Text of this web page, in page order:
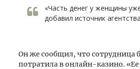
«Часть денег у женщины
добавил источник
Он же сообщил, что сотрудница
потратила в онлайн-казино.